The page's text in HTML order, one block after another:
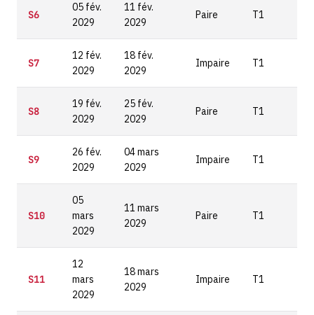
S6
05 fév.
2029
11 fév.
2029
Paire T1
S7
12 fév.
2029
18 fév.
2029
Impaire T1
S8
19 fév.
2029
25 fév.
2029
Paire T1
S9
26 fév.
2029
04 mars
2029
Impaire T1
S10
05
mars
2029
11 mars
2029
Paire T1
S11
12
mars
2029
18 mars
2029
Impaire T1